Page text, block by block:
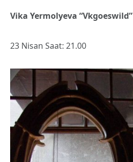
Vika Yermolyeva “Vkgoeswild”
23 Nisan Saat: 21.00